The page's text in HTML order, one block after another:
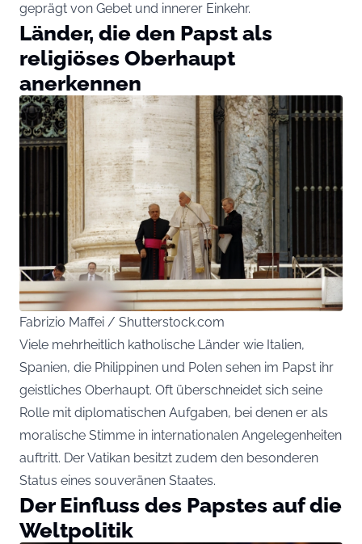
geprägt von Gebet und innerer Einkehr.
Länder, die den Papst als
religiöses Oberhaupt
anerkennen
Fabrizio Maffei / Shutterstock.com
Viele mehrheitlich katholische Länder wie Italien,
Spanien, die Philippinen und Polen sehen im Papst ihr
geistliches Oberhaupt. Oft überschneidet sich seine
Rolle mit diplomatischen Aufgaben, bei denen er als
moralische Stimme in internationalen Angelegenheiten
auftritt. Der Vatikan besitzt zudem den besonderen
Status eines souveränen Staates.
Der Einfluss des Papstes auf die
Weltpolitik